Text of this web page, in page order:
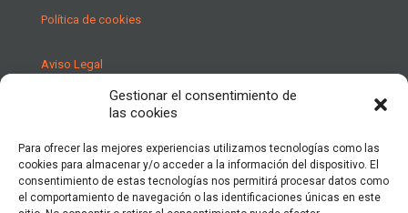
Gestionar el consentimiento de
las cookies
Para ofrecer las mejores experiencias utilizamos tecnologías como las
cookies para almacenar y/o acceder a la información del dispositivo. El
consentimiento de estas tecnologías nos permitirá procesar datos como
el comportamiento de navegación o las identificaciones únicas en este
Política de cookies
Aviso Legal
Política de Privacidad